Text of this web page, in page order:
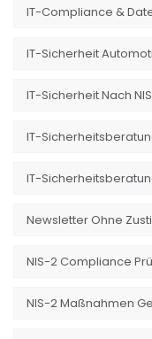
IT-Compliance &
IT-Sicherheit
IT-Sicherheit Nach
IT-
IT-
Newsletter Ohne
NIS-2 Compliance
NIS-2 Maßnahmen